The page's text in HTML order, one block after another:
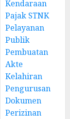
Kendaraan
Pajak STNK
Pelayanan
Publik
Pembuatan
Akte
Kelahiran
Pengurusan
Dokumen
Perizinan